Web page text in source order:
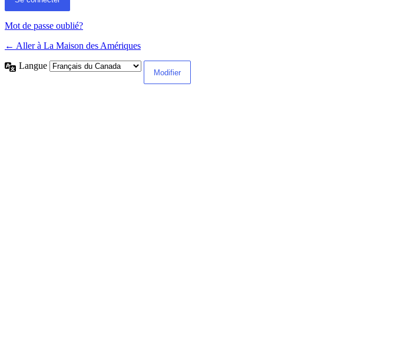
Mot de passe oublié?
← Aller à La Maison des Amériques
Langue